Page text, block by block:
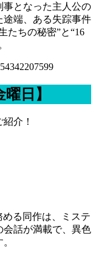
事となった主人公の
途端、ある失踪事件
たちの秘密”と“16
日】
介！
る同作は、ミステ
会話が満載で、異色